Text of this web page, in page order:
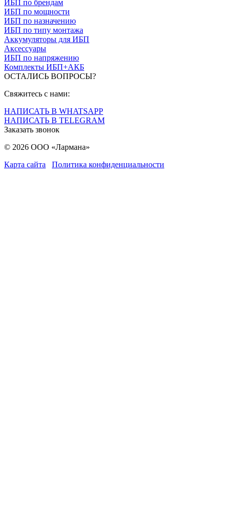
ИБП по брендам
ИБП по мощности
ИБП по назначению
ИБП по типу монтажа
Аккумуляторы для ИБП
Аксессуары
ИБП по напряжению
Комплекты ИБП+АКБ
ОСТАЛИСЬ ВОПРОСЫ?
Свяжитесь с нами:
НАПИСАТЬ В WHATSAPP
НАПИСАТЬ В TELEGRAM
Заказать звонок
© 2026 ООО «Лармана»
Карта сайта
Политика конфиденциальности